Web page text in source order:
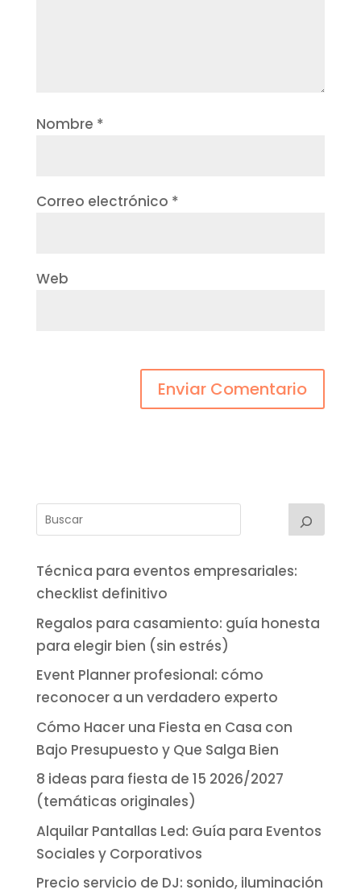
Nombre *
Correo electrónico *
Web
Técnica para eventos empresariales:
checklist definitivo
Regalos para casamiento: guía honesta
para elegir bien (sin estrés)
Event Planner profesional: cómo
reconocer a un verdadero experto
Cómo Hacer una Fiesta en Casa con
Bajo Presupuesto y Que Salga Bien
8 ideas para fiesta de 15 2026/2027
(temáticas originales)
Alquilar Pantallas Led: Guía para Eventos
Sociales y Corporativos
Precio servicio de DJ: sonido, iluminación